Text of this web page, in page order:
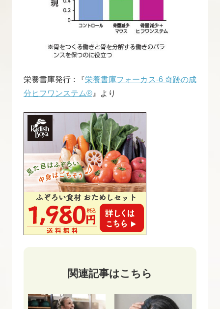
栄養書庫発行 : 『栄養書庫フォーカス-6 奇跡の成
分ヒフワンステム® 』より
関連記事はこちら